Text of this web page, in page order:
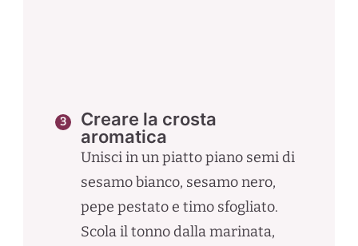
Creare la crosta
aromatica
Unisci in un piatto piano semi di
sesamo bianco, sesamo nero,
pepe pestato e timo sfogliato.
Scola il tonno dalla marinata,